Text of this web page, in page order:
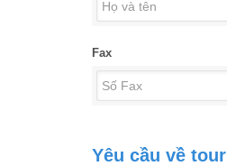
Fax
Yêu cầu về tour